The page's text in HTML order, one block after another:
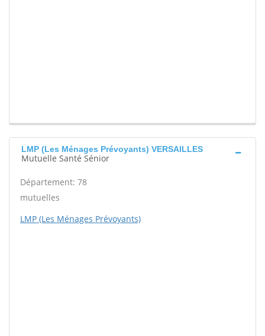
LMP (Les Ménages Prévoyants) VERSAILLES
Mutuelle Santé Sénior
Département: 78
mutuelles
LMP (Les Ménages Prévoyants)